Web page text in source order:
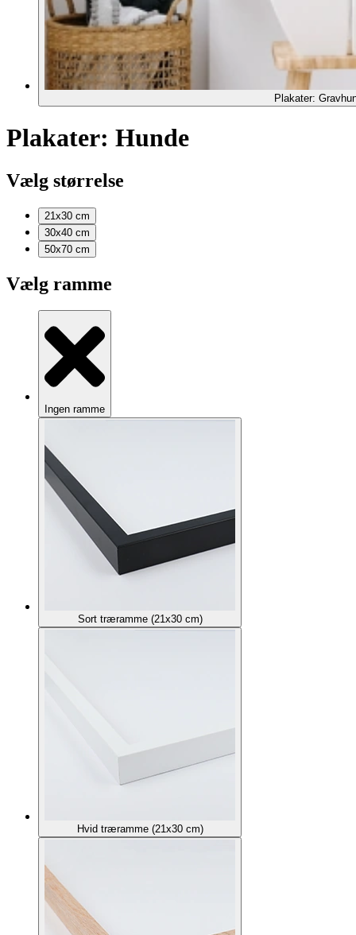
Plakater:
Plakater: Hunde
Vælg størrelse
21x30 cm
30x40 cm
50x70 cm
Vælg ramme
Ingen ramme
Sort træramme (21x30 cm)
Hvid træramme (21x30 cm)